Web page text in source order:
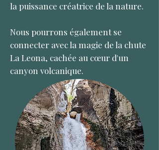
la puissance créatrice de la nature.
Nous pourrons également se
connecter avec la magie de la chute
La Leona, cachée au cœur d'un
canyon volcanique.